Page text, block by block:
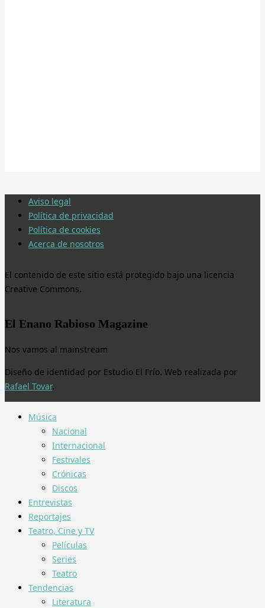
Aviso legal
Política de privacidad
Política de cookies
Acerca de nosotros
El contenido de este sitio está protegido bajo una licencia
Creative Commons.
El Enano Rabioso Magazine
Nos vamos al mainstream
Diseño de identidad por Estudio El Frío. Web realizada por
Rafael Tovar.
Música
Nacional
Internacional
Festivales
Crónicas
Discos
Entrevistas
Reportajes
Teatro, Cine y TV
Películas
Series
Teatro
Tendencias
Literatura